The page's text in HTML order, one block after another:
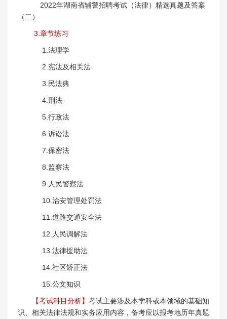
2022年湖南省辅警招聘考试（法律）精选真题及答案
（二）
3.章节练习
1.法理学
2.宪法及相关法
3.民法典
4.刑法
5.行政法
6.诉讼法
7.保密法
8.监察法
9.人民警察法
10.治安管理处罚法
11.道路交通安全法
12.人民调解法
13.法律援助法
14.社区矫正法
15.公文知识
【考试科目分析】 考试主要涉及本学科或本领域的基础知
识、相关法律法规和实务应用内容，备考应以报考地历年真题